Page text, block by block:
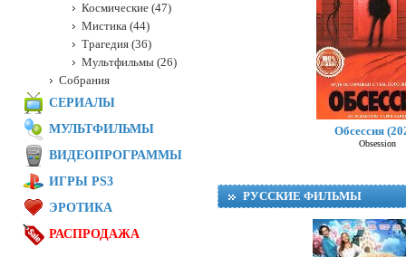
Обсессия
Obsession
РУССКИЕ ФИЛЬМЫ
Космические (47)
Мистика (44)
Трагедия (36)
Мультфильмы (26)
Собрания
СЕРИАЛЫ
МУЛЬТФИЛЬМЫ
ВИДЕОПРОГРАММЫ
ИГРЫ PS3
ЭРОТИКА
РАСПРОДАЖА